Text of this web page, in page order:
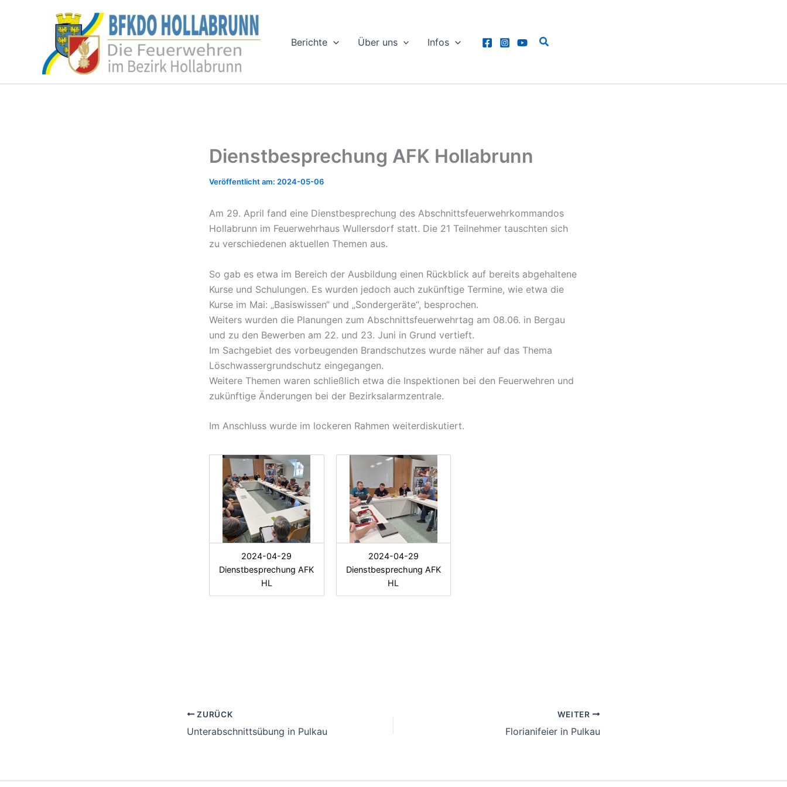
Berichte Über uns Infos Suchen
Dienstbesprechung AFK Hollabrunn
2024-05-06
Am 29. April fand eine Dienstbesprechung des Abschnittsfeuerwehrkommandos
Hollabrunn im Feuerwehrhaus Wullersdorf statt. Die 21 Teilnehmer tauschten sich
zu verschiedenen aktuellen Themen aus.
So gab es etwa im Bereich der Ausbildung einen Rückblick auf bereits abgehaltene
Kurse und Schulungen. Es wurden jedoch auch zukünftige Termine, wie etwa die
Kurse im Mai: „Basiswissen“ und „Sondergeräte“, besprochen.
Weiters wurden die Planungen zum Abschnittsfeuerwehrtag am 08.06. in Bergau
und zu den Bewerben am 22. und 23. Juni in Grund vertieft.
Im Sachgebiet des vorbeugenden Brandschutzes wurde näher auf das Thema
Löschwassergrundschutz eingegangen.
Weitere Themen waren schließlich etwa die Inspektionen bei den Feuerwehren und
zukünftige Änderungen bei der Bezirksalarmzentrale.
Im Anschluss wurde im lockeren Rahmen weiterdiskutiert.
2024-04-29
Dienstbesprechung AFK
HL
2024-04-29
Dienstbesprechung AFK
HL
ZURÜCK
Unterabschnittsübung in Pulkau
WEITER
Florianifeier in Pulkau